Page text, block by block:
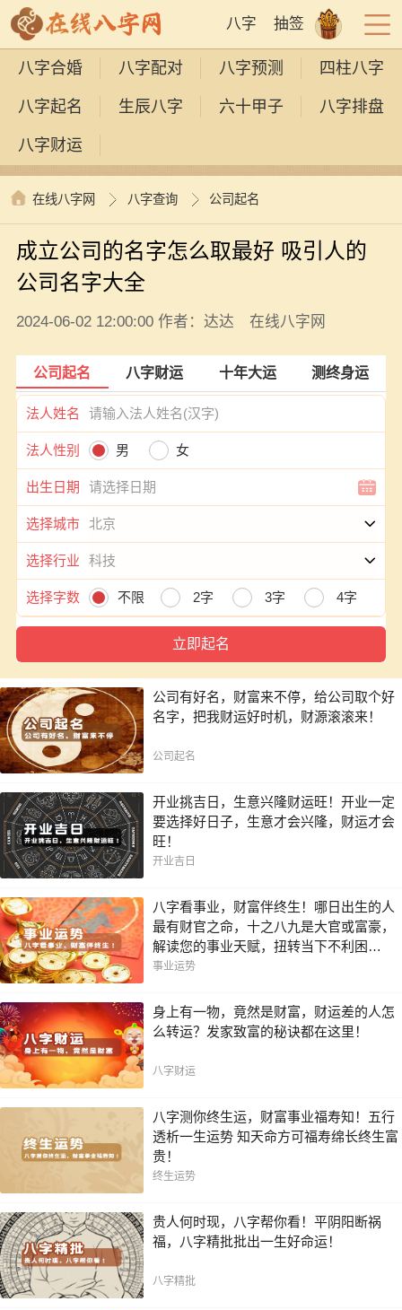
八字 抽签
八字合婚 八字配对 八字预测 四柱八字
八字起名 生辰八字 六十甲子 八字排盘
八字财运
在线八字网 八字查询 公司起名
成立公司的名字怎么取最好 吸引人的
公司名字大全
2024-06-02 12:00:00 作者：达达 在线八字网
公司起名 八字财运 十年大运 测终身运
法人姓名
法人性别 男 女
出生日期
选择城市
选择行业
选择字数 不限 2字 3字 4字
公司有好名，财富来不停，给公司取个好
名字，把我财运好时机，财源滚滚来！
公司起名
开业挑吉日，生意兴隆财运旺！开业一定
要选择好日子，生意才会兴隆，财运才会
旺！
开业吉日
八字看事业，财富伴终生！哪日出生的人
最有财官之命，十之八九是大官或富豪，
解读您的事业天赋，扭转当下不利困
局！！
事业运势
身上有一物，竟然是财富，财运差的人怎
么转运？发家致富的秘诀都在这里！
八字财运
八字测你终生运，财富事业福寿知！五行
透析一生运势 知天命方可福寿绵长终生富
贵！
终生运势
贵人何时现，八字帮你看！平阴阳断祸
福，八字精批批出一生好命运！
八字精批